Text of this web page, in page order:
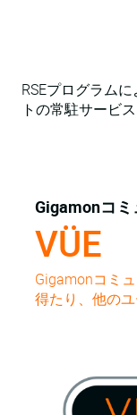
RSEプログラム
トの常駐サービ
Gigamonコミ
VÜE
Gigamonコミ
得たり、他の